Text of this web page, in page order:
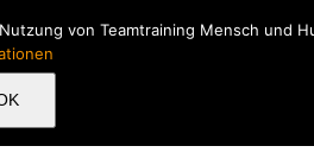
von Teamtraining Mensch und